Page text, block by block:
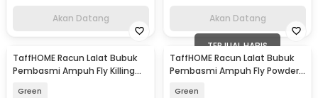
Akan Datang Akan Datang
TaffHOME Racun Lalat Bubuk
Pembasmi Ampuh Fly Killing
Green
TERJUAL HABIS
TaffHOME Racun Lalat Bubuk
Pembasmi Ampuh Fly Powder
Green